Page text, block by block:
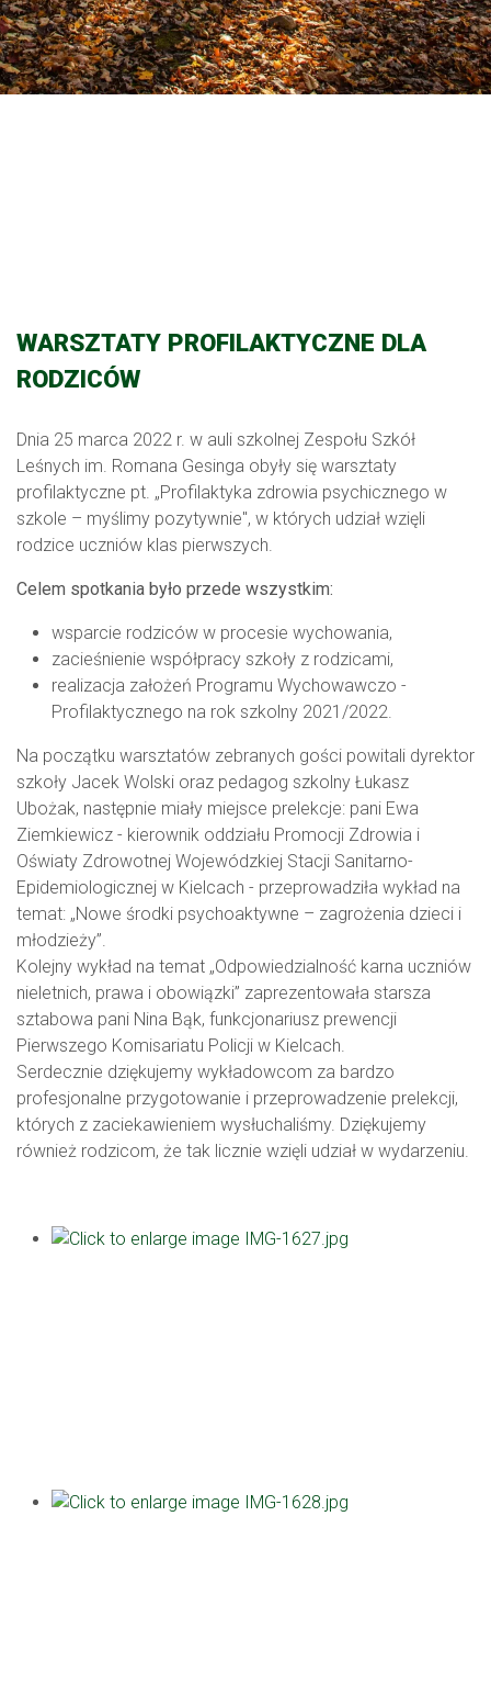
WARSZTATY PROFILAKTYCZNE DLA
RODZICÓW
Dnia 25 marca 2022 r. w auli szkolnej Zespołu Szkół
Leśnych im. Romana Gesinga obyły się warsztaty
profilaktyczne pt. „Profilaktyka zdrowia psychicznego w
szkole – myślimy pozytywnie", w których udział wzięli
rodzice uczniów klas pierwszych.
Celem spotkania było przede wszystkim:
wsparcie rodziców w procesie wychowania,
zacieśnienie współpracy szkoły z rodzicami,
realizacja założeń Programu Wychowawczo -
Profilaktycznego na rok szkolny 2021/2022.
Na początku warsztatów zebranych gości powitali dyrektor
szkoły Jacek Wolski oraz pedagog szkolny Łukasz
Ubożak, następnie miały miejsce prelekcje: pani Ewa
Ziemkiewicz - kierownik oddziału Promocji Zdrowia i
Oświaty Zdrowotnej Wojewódzkiej Stacji Sanitarno-
Epidemiologicznej w Kielcach - przeprowadziła wykład na
temat: „Nowe środki psychoaktywne – zagrożenia dzieci i
młodzieży”.
Kolejny wykład na temat „Odpowiedzialność karna uczniów
nieletnich, prawa i obowiązki” zaprezentowała starsza
sztabowa pani Nina Bąk, funkcjonariusz prewencji
Pierwszego Komisariatu Policji w Kielcach.
Serdecznie dziękujemy wykładowcom za bardzo
profesjonalne przygotowanie i przeprowadzenie prelekcji,
których z zaciekawieniem wysłuchaliśmy. Dziękujemy
również rodzicom, że tak licznie wzięli udział w wydarzeniu.